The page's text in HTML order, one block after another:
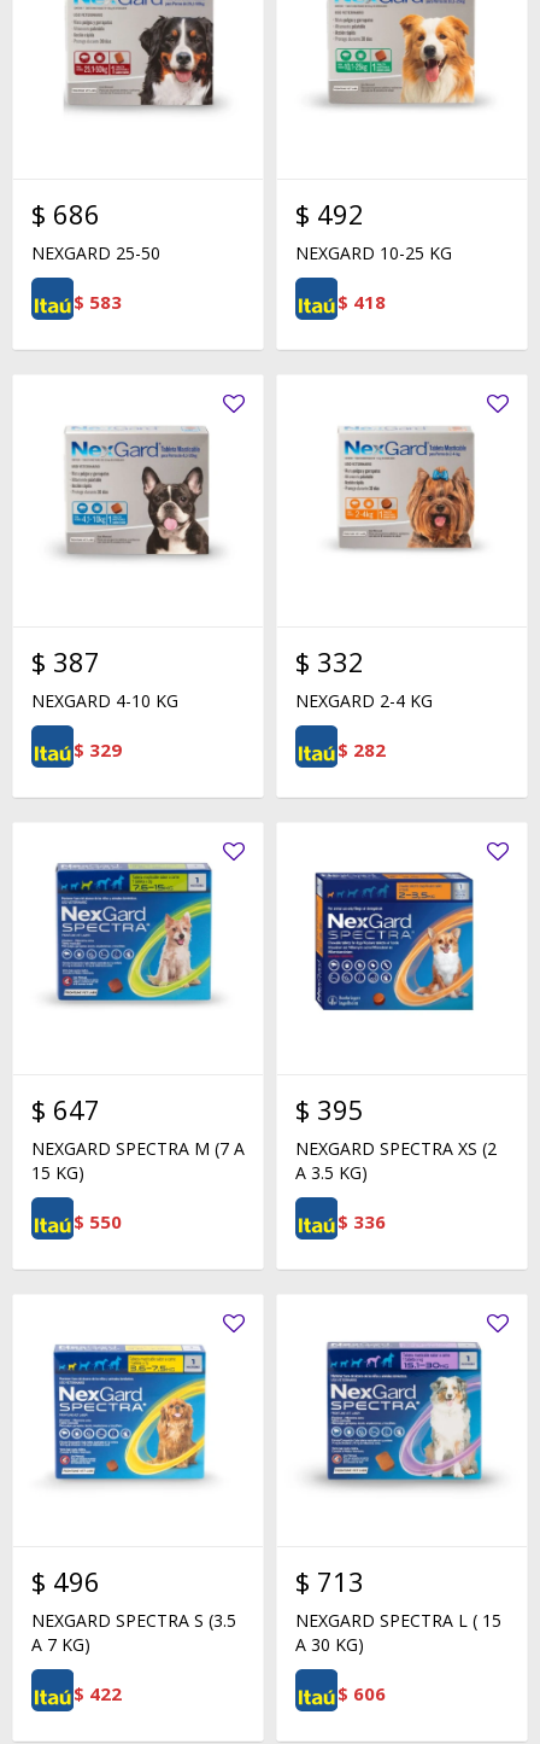
$ 686
NEXGARD 25-50
$ 583
$ 492
NEXGARD 10-25 KG
$ 418
$ 387
NEXGARD 4-10 KG
$ 329
$ 332
NEXGARD 2-4 KG
$ 282
$ 647
NEXGARD SPECTRA M (7 A
15 KG)
$ 550
$ 395
NEXGARD SPECTRA XS (2
A 3.5 KG)
$ 336
$ 496
NEXGARD SPECTRA S (3.5
A 7 KG)
$ 422
$ 713
NEXGARD SPECTRA L ( 15
A 30 KG)
$ 606